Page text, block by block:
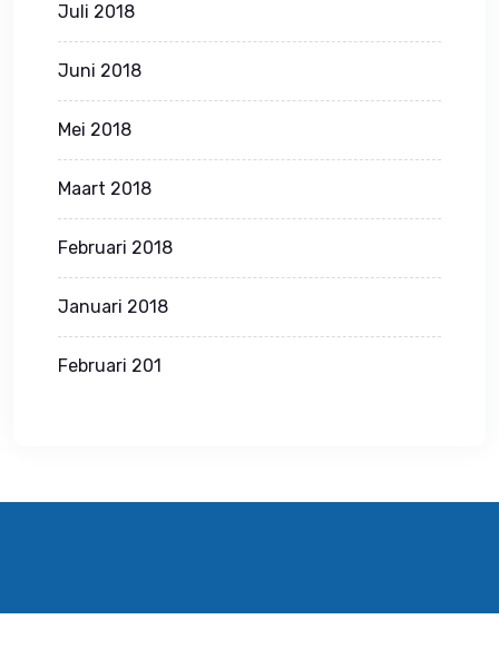
Juli 2018
Juni 2018
Mei 2018
Maart 2018
Februari 2018
Januari 2018
Februari 201